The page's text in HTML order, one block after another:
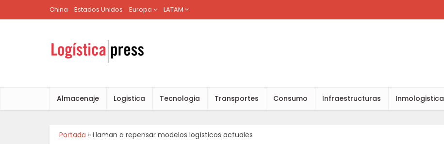
China Estados Unidos Europa LATAM
Almacenaje Logistica Tecnologia Transportes Consumo Infraestructuras Inmologistica
Portada » Llaman a repensar modelos logísticos actuales